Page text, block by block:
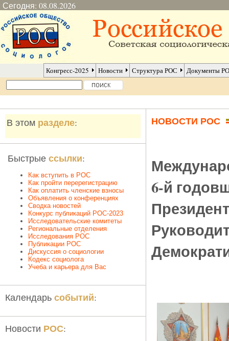
Сегодня: 08.08.2026
Конгресс-2025 Новости Структура РОС Документы
В этом разделе:
Быстрые ссылки:
Как вступить в РОС
Как пройти перерегистрацию
Как оплатить членские взносы
Объявления о конференциях
Сводка новостей
Конкурс публикаций РОС-2023
Исследовательские комитеты
Региональные отделения
Исследования РОС
Публикации РОС
Дискуссия о социологии
Кодекс социолога
Учеба и карьера для Вас
Календарь событий:
Новости РОС:
НОВОСТИ РОС
6-й